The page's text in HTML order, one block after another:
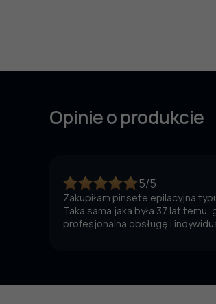
Opinie o produkcie
5/5
Zakupiłam pinsete epilacyjna
Taka sama jaka była 37 lat
profesjonalna obsługę i